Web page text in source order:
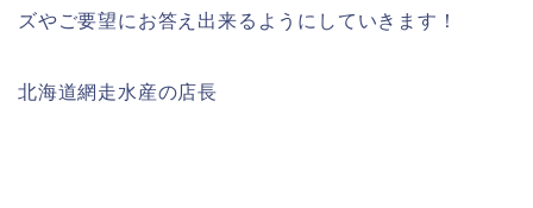
ズやご要望にお答え出来るようにしていきます！
北海道網走水産の店長